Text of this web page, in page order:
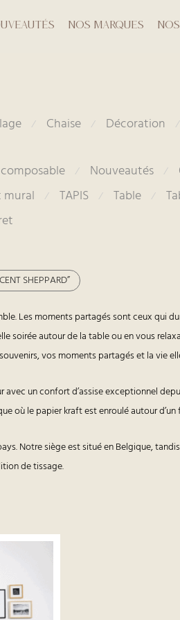
Nos marques
⁄ Chaise ⁄ Décoration ⁄
⁄ Nouveautés ⁄
mural ⁄ TAPIS ⁄ Table ⁄
SHEPPARD”
Les moments partagés sont ceux qui
soirée autour de la table ou en vous
vos moments partagés et la vie
un confort d’assise exceptionnel
où le papier kraft est enroulé autour d’un
Notre siège est situé en Belgique,
de tissage.